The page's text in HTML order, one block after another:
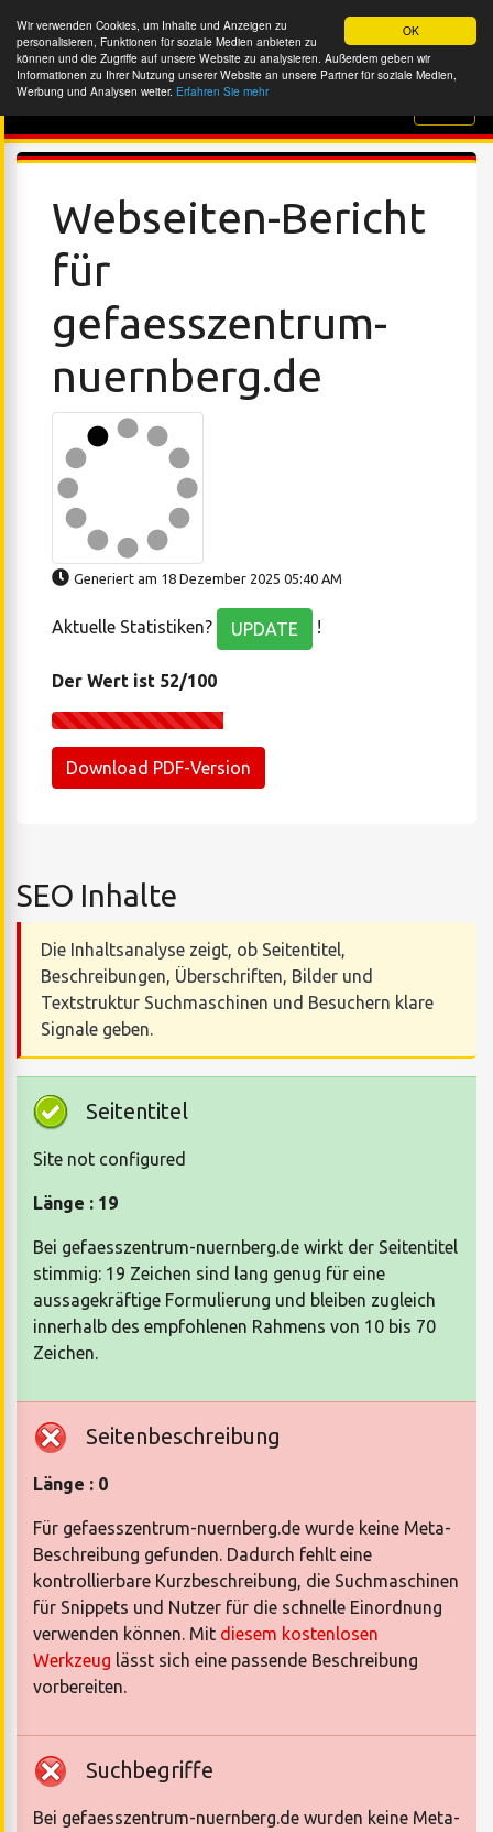
OK
Wir verwenden Cookies, um Inhalte und Anzeigen zu
personalisieren, Funktionen für soziale Medien anbieten zu
können und die Zugriffe auf unsere Website zu analysieren. Außerdem geben wir
Informationen zu Ihrer Nutzung unserer Website an unsere Partner für soziale Medien,
Werbung und Analysen weiter. Erfahren Sie mehr
Website-Überprüfung
Webseiten-Bericht
für
gefaesszentrum-
nuernberg.de
Generiert am 18 Dezember 2025 05:40 AM
Aktuelle Statistiken? UPDATE !
Der Wert ist 52/100
Download PDF-Version
SEO Inhalte
Die Inhaltsanalyse zeigt, ob Seitentitel,
Beschreibungen, Überschriften, Bilder und
Textstruktur Suchmaschinen und Besuchern klare
Signale geben.
Seitentitel
Site not configured
Länge : 19
Bei gefaesszentrum-nuernberg.de wirkt der Seitentitel
stimmig: 19 Zeichen sind lang genug für eine
aussagekräftige Formulierung und bleiben zugleich
innerhalb des empfohlenen Rahmens von 10 bis 70
Zeichen.
Seitenbeschreibung
Länge : 0
Für gefaesszentrum-nuernberg.de wurde keine Meta-
Beschreibung gefunden. Dadurch fehlt eine
kontrollierbare Kurzbeschreibung, die Suchmaschinen
für Snippets und Nutzer für die schnelle Einordnung
verwenden können. Mit diesem kostenlosen
Werkzeug lässt sich eine passende Beschreibung
vorbereiten.
Suchbegriffe
Bei gefaesszentrum-nuernberg.de wurden keine Meta-